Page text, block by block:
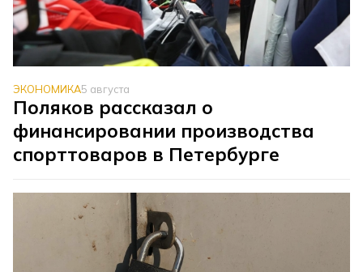
ЭКОНОМИКА5 августа
Поляков рассказал о
финансировании производства
спорттоваров в Петербурге